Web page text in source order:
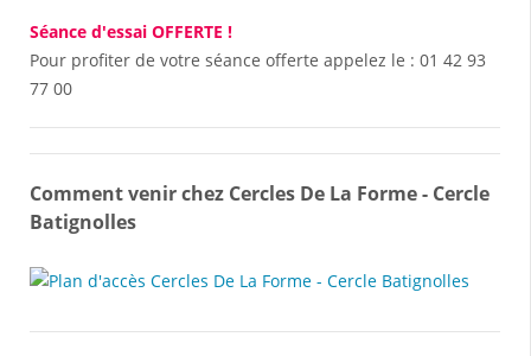
Séance d'essai OFFERTE !
Pour profiter de votre séance offerte appelez le : 01 42 93
77 00
Comment venir chez Cercles De La Forme - Cercle
Batignolles